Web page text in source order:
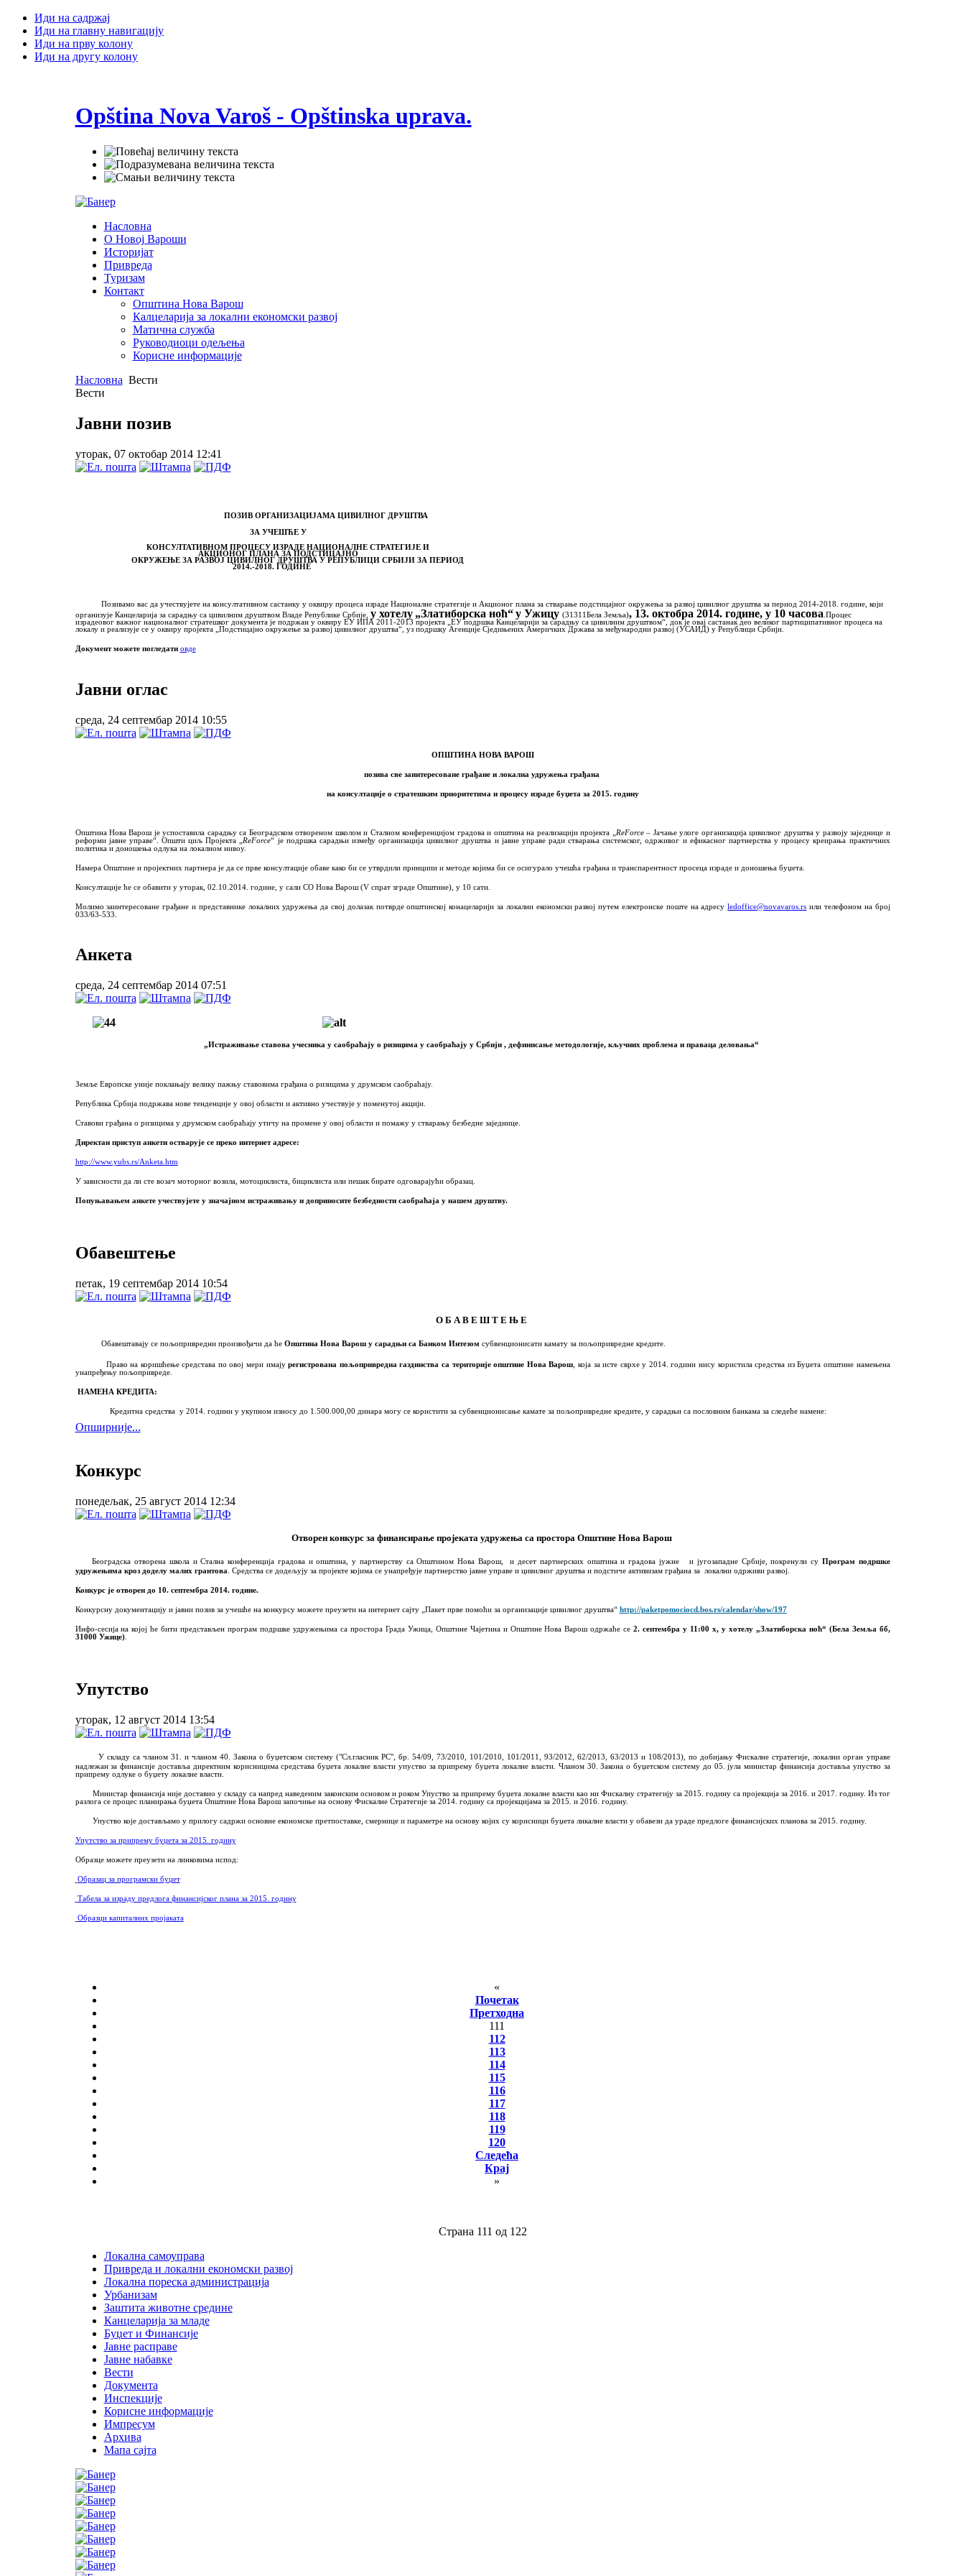
Иди на садржај
Иди на главну навигацију
Иди на прву колону
Иди на другу колону
Opština Nova Varoš - Opštinska uprava.
Насловна
О Новој Вароши
Историјат
Привреда
Туризам
Контакт
Општина Нова Варош
Калцеларија за локални економски развој
Матична служба
Руководиоци одељења
Корисне информације
Насловна Вести
Вести
Јавни позив
уторак, 07 октобар 2014 12:41
ПОЗИВ ОРГАНИЗАЦИЈАМА ЦИВИЛНОГ ДРУШТВА
ЗА УЧЕШЋЕ У
КОНСУЛТАТИВНОМ ПРОЦЕСУ ИЗРАДЕ НАЦИОНАЛНЕ СТРАТЕГИЈЕ И
АКЦИОНОГ ПЛАНА ЗА ПОДСТИЦАЈНО
ОКРУЖЕЊЕ ЗА РАЗВОЈ ЦИВИЛНОГ ДРУШТВА У РЕПУБЛИЦИ СРБИЈИ ЗА ПЕРИОД
2014.-2018. ГОДИНЕ
Позивамо вас да учествујете на консултативном састанку у оквиру процеса израде Националне стратегије и Акционог плана за стварање подстицајног окружења за развој цивилног друштва за период 2014-2018. године, који
организује Канцеларија за сарадњу са цивилним друштвом Владе Републике Србије, у хотелу „Златиборска ноћ“ у Ужицу (31311 Бела Земља), 13. октобра 2014. године, у 10 часова Процес
израдеовог важног националног стратешког документа је подржан у оквиру ЕУ ИПА 2011-2013 пројекта „EУ пoдршкa Кaнцeлaриjи зa сaрaдњу сa цивилним друштвoм“, док је овај састанак део великог партиципативног процеса на
локалу и реализује се у оквиру пројекта „Подстицајно окружење за развој цивилног друштва“, уз подршку Агенције Сједињених Америчких Држава за међународни развој (УСАИД) у Републици Србији.
Документ можете погледати овде
Јавни оглас
среда, 24 септембар 2014 10:55
ОПШТИНА НОВА ВАРОШ
позива све заинтересоване грађане и локална удружења грађана
на консултације о стратешким приоритетима и процесу израде буџета за 2015. годину
Општина Нова Варош је успоставила сарадњу са Београдском отвореном школоми Сталном конференцијом градова и општинана реализацији пројекта „ ReForce– Јачање улоге организација цивилног друштва у развоју заједнице и
реформи јавне управе“. Општи циљ Пројекта „ ReForce“ је подршка сарадњи између организација цивилног друштва и јавне управе ради стварања системског, одрживог и ефикасног партнерства у процесу креирања практичних
политика и доношења одлука на локалном нивоу.
Намера Општине и пројектних партнера је да се прве консултације обаве како би се утврдили принципи и методе којима би се осигурало учешћа грађана и транспарентност просеца израде и доношења буџета.
Консултације ће се обавити у уторак, 02.10.2014. године, у сали СО Нова Варош (Vспрат зграде Општине), у 10 сати.
Молимо заинтересоване грађане и представнике локалних удружења да свој долазак потврде општинској конацеларији за локални економски развој путем електронске поште на адресуledoffice@novavaros.rs или телефоном на број
033/63-533.
Анкета
среда, 24 септембар 2014 07:51
„Истраживање ставова учесника у саобраћају о ризицима у саобраћају у Србији , дефинисање методологије, кључних проблема и праваца деловања“
Земље Европске уније поклањају велику пажњу ставовима грађана о ризицима у друмском саобраћају.
Република Србија подржава нове тенденције у овој области и активно учествује у поменутој акцији.
Ставови грађана о ризицима у друмском саобраћају утичу на промене у овој области и помажу у стварању безбедне заједнице.
Директан приступ анкети остварује се преко интернет адресе:
http://www.yubs.rs/Anketa.htm
У зависности да ли сте возач моторног возила, мотоциклиста, бициклиста или пешак бирате одговарајући образац.
Попуњавањем анкете учествујете у значајном истраживању и доприносите безбедности саобраћаја у нашем друштву.
Обавештење
петак, 19 септембар 2014 10:54
О Б А В Е Ш Т Е Њ Е
Обавештавају се пољопривредни произвођачи да ће Општина Нова Варош у сарадњи са Банком Интезом субвенционисати камату за пољопривредне кредите.
Право на коришћење средстава по овој мери имајурегистрована пољопривредна газдинства са територије општине Нова Варош , која за исте сврхеу 2014. години нису користила средства из Буџета општине намењена
унапређењу пољопривреде.
НАМЕНА КРЕДИТА:
Кредитна средства у 201 4. години у укупном износу до 1 500.000,00 динарамогу се користити засубвенционисање камате за пољопривредне кредите, у сарадњи са пословним банкама заследеће намене:
Опширније...
Конкурс
понедељак, 25 август 2014 12:34
Отворен конкурс за финансирање пројеката удружења са простора Општине Нова Варош
Београдска отворена школа и Стална конференција градова и општина, у партнерству са Општином Нова Варош, и десет партнерских општина и градова јужнеи југозападне Србије, покренули су Програм подршке
удружењима кроз доделу малих грантова . Средства се додељују за пројекте којима се унапређује партнерство јавне управе и цивилног друштва и подстиче активизам грађана за локални одрживи развој.
Конкурс је отворен до 10. септембра 2014. године.
Конкурсну документацију и јавни позив за учешће на конкурсу можете преузети на интернет сајту „Пакет прве помоћи за организације цивилног друштва“ http://paketpomociocd.bos.rs/calendar/show/197
Инфо-сесија на којој ће бити представљен програм подршке удружењима са простора Града Ужица, Општине Чајетина и Општине Нова Варош одржаће се2. септембра у 11:00 х, у хотелу „Златиборска ноћ“ (Бела Земља бб,
31000 Ужице).
Упутство
уторак, 12 август 2014 13:54
У складу са чланом 31. и чланом 40. Закона о буџетском систему ("Сл.гласник РС", бр. 54/09, 73/2010, 101/2010, 101/2011, 93/2012, 62/2013, 63/2013 и 108/2013), по добијању Фискалне стратегије, локални орган управе
надлежан за финансије доставља директним корисницима средстава буџета локалне власти упуство за припрему буџета локалне власти. Чланом 30. Закона о буџетском систему до 05. јула министар финансија доставља упуство за
припрему одлуке о буџету локалне власти.
Министар финансија није доставио у складу са напред наведеним законским основом и роком Упуство за припрему буџета локалне власти као ни Фискалну стратегију за 2015. годину са пројекција за 2016. и 2017. годину. Из тог
разлога се процес планирања буџета Општине Нова Варош започиње на основу Фискалне Стратегије за 2014. годину са пројекцијама за 2015. и 2016. годину.
Упуство које достављамо у прилогу садржи основне економске претпоставке, смернице и параметре на основу којих су корисници буџета ликалне власти у обавези да ураде предлоге финансијских планова за 2015. годину.
Упутство за припрему буџета за 2015. годину
Образце можете преузети на линковимa испод:
Образац за програмски буџет
Табела за израду предлога финансијског плана за 2015. годину
Образци капиталних пројаката
«
Почетак
Претходна
111
112
113
114
115
116
117
118
119
120
Следећа
Крај
»
Страна 111 од 122
Локална самоуправа
Привреда и локални економски развој
Локална пореска администрација
Урбанизам
Заштита животне средине
Канцеларија за младе
Буџет и Финансије
Јавне расправе
Јавне набавке
Вести
Документа
Инспекције
Корисне информације
Импресум
Архива
Мапа сајта